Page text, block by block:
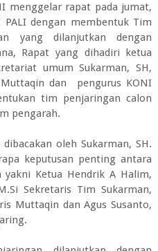
menggelar rapat pada jumat,
dengan membentuk Tim
yang dilanjutkan dengan
Rapat yang dihadiri ketua
umum Sukarman, SH,
dan pengurus KONI
tim penjaringan calon
pengarah.
oleh Sukarman, SH.
keputusan penting antara
Ketua Hendrik A Halim,
Sekretaris Tim Sukarman,
Muttaqin dan Agus Susanto,